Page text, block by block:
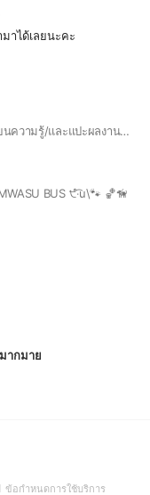
าได้เลยนะคะ
🖇วาดรูป/ฝึกวาดรูป/คุยเล่น/แลกเปลี่ยนความรู้/และแปะผลงาน•√•✨ 『กลุ่มนี้ต้อนรับทุกคนครับ』 **วาดสวยหรือไม่สวยหรือจะวาดไม่เป็นก็เข้าได้✨💗 **เข้ามาแล้วอย่าลืมอ่านกฏในโน้ตด้วยนะครับ^^
BUS ੯‧̀͡u\🐾 🏀🦮
ากมาย
ข้อกำหนดการใช้บริการ(Open